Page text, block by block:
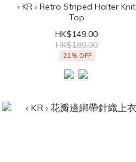
‹ KR › Retro Striped Halter Knit
Top
HK$149.00
HK$189.00
21% OFF